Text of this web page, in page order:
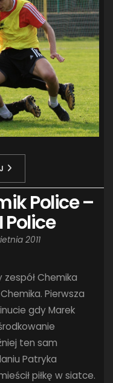
Police –
Police
2011
Chemika
Pierwsza
gdy Marek
ten sam
Patryka
piłkę w siatce.